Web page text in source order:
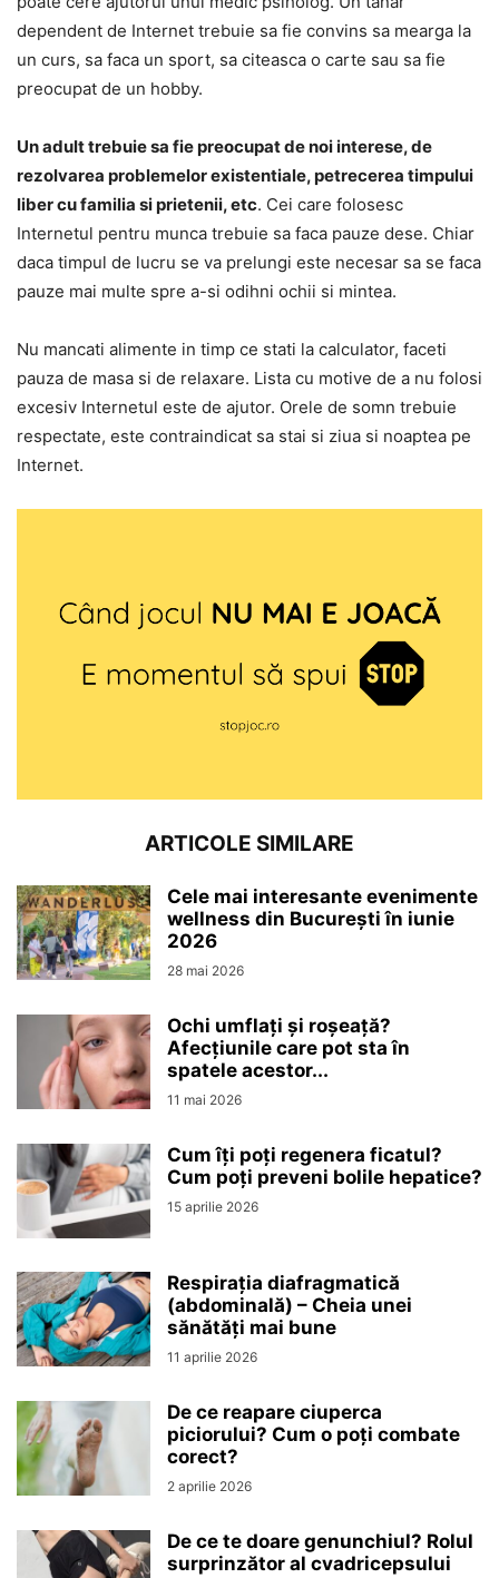
dependent de Internet trebuie sa fie convins sa mearga la
un curs, sa faca un sport, sa citeasca o carte sau sa fie
preocupat de un hobby.
Un adult trebuie sa fie preocupat de noi interese, de
rezolvarea problemelor existentiale, petrecerea timpului
liber cu familia si prietenii, etc. Cei care folosesc
Internetul pentru munca trebuie sa faca pauze dese. Chiar
daca timpul de lucru se va prelungi este necesar sa se faca
pauze mai multe spre a-si odihni ochii si mintea.
Nu mancati alimente in timp ce stati la calculator, faceti
pauza de masa si de relaxare. Lista cu motive de a nu folosi
excesiv Internetul este de ajutor. Orele de somn trebuie
respectate, este contraindicat sa stai si ziua si noaptea pe
Internet.
ARTICOLE SIMILARE
Cele mai interesante evenimente
wellness din București în iunie
2026
28 mai 2026
Ochi umflați și roșeață?
Afecțiunile care pot sta în
spatele acestor...
11 mai 2026
Cum îți poți regenera ficatul?
Cum poți preveni bolile hepatice?
15 aprilie 2026
Respirația diafragmatică
(abdominală) – Cheia unei
sănătăți mai bune
11 aprilie 2026
De ce reapare ciuperca
piciorului? Cum o poți combate
corect?
2 aprilie 2026
De ce te doare genunchiul? Rolul
surprinzător al cvadricepsului